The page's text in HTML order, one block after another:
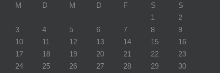
M
D M D F S
S
1
2
3
4 5 6 7 8
9
10
11 12 13 14 15
16
17
18 19 20 21 22
23
24
25 26 27 28 29
30